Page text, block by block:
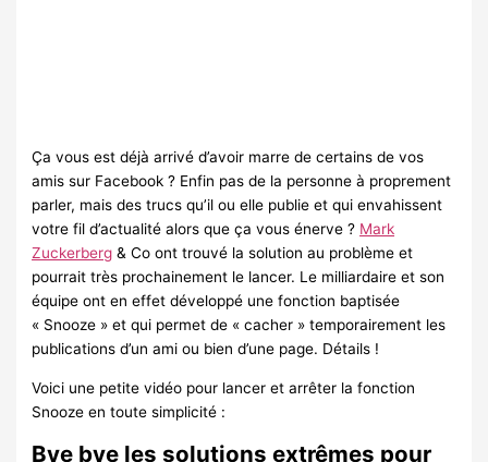
Ça vous est déjà arrivé d’avoir marre de certains de vos
amis sur Facebook ? Enfin pas de la personne à proprement
parler, mais des trucs qu’il ou elle publie et qui envahissent
votre fil d’actualité alors que ça vous énerve ? Mark
Zuckerberg & Co ont trouvé la solution au problème et
pourrait très prochainement le lancer. Le milliardaire et son
équipe ont en effet développé une fonction baptisée
« Snooze » et qui permet de « cacher » temporairement les
publications d’un ami ou bien d’une page. Détails !
Voici une petite vidéo pour lancer et arrêter la fonction
Snooze en toute simplicité :
Bye bye les solutions extrêmes pour